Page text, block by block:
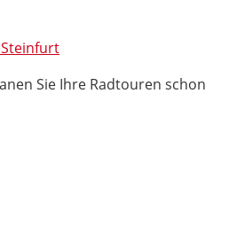
Sie Ihre Radtouren schon